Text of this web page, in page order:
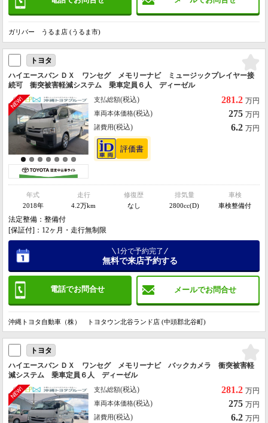
ガリバー うるま店 (うるま市)
トヨタ
ハイエースバン ＤＸ ワンセグ メモリーナビ ミュージックプレイヤー接
続可 衝突被害軽減システム 乗車定員６人 ディーゼル
支払総額(税込) 281.2 万円
車両本体価格(税込) 275 万円
諸費用(税込) 6.2 万円
年式
2018年
走行
4.2万km
修復歴
なし
排気量
2800cc(D)
車検
車検整備付
法定整備：整備付
[保証付]：12ヶ月・走行無制限
電話でお問合せ メールでお問合せ
1分で予約完了
無料で来店予約する
沖縄トヨタ自動車（株） トヨタウン北谷ランド店 (中頭郡北谷町)
トヨタ
ハイエースバン ＤＸ ワンセグ メモリーナビ バックカメラ 衝突被害軽
減システム 乗車定員６人 ディーゼル
支払総額(税込) 281.2 万円
車両本体価格(税込) 275 万円
諸費用(税込) 6.2 万円